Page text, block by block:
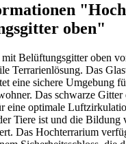
oben"
Belüftungsgitter oben
Terrarienlösung. Das
eine sichere Umgebung
Das schwarze Gitter
eine optimale
Tiere ist und die Bildung
Das Hochterrarium